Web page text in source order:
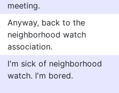
meeting.
Anyway, back to the
neighborhood watch
association.
I'm sick of neighborhood
watch. I'm bored.